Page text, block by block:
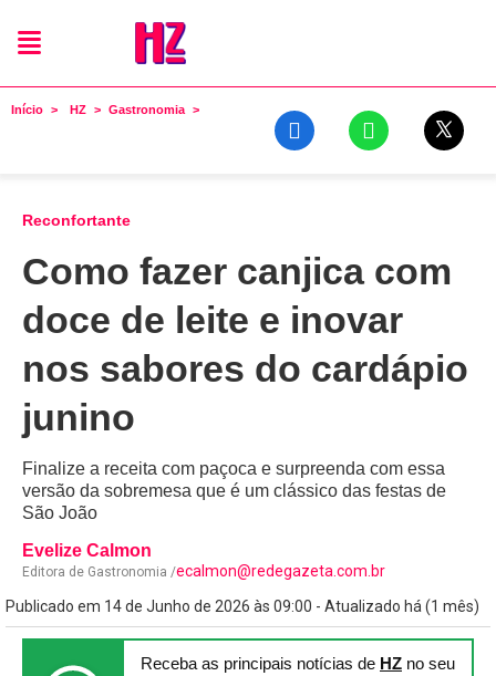
Início HZ Gastronomia
Reconfortante
Como fazer canjica com
doce de leite e inovar
nos sabores do cardápio
junino
Finalize a receita com paçoca e surpreenda com essa
versão da sobremesa que é um clássico das festas de
São João
Evelize Calmon
Editora de Gastronomia /ecalmon@redegazeta.com.br
Publicado em 14 de Junho de 2026 às 09:00 - Atualizado há (1 mês)
Receba as principais notícias de HZ no seu